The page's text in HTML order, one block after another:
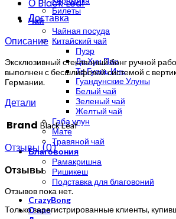
Билеты
Чай
Чайная посуда
Китайский чай
Пуэр
Да Хун Пао
Те Гуань Инь
Гуандунские Улуны
Белый чай
Зеленый чай
Желтый чай
Габа улун
Мате
Травяной чай
Благовония
Рамакришна
Ришикеш
Подставка для благовоний
CrazyBong
О нас
О Black Leaf
Доставка
Описание
Эксклюзивный стеклянный бонг ручной
выполнен с бесшлифовой системой с
Германии.
Детали
Brand Black Leaf
Отзывы (0)
Отзывы
Отзывов пока нет.
Только зарегистрированные клиенты,